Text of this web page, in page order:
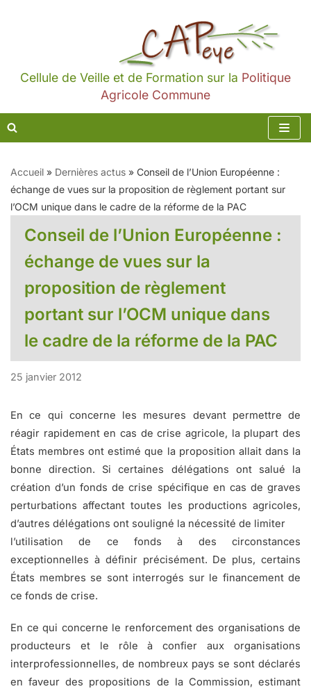
contenu
Cellule de Veille et de Formation sur la Politique
Agricole Commune
Accueil » Dernières actus » Conseil de l’Union Européenne :
échange de vues sur la proposition de règlement portant sur
l’OCM unique dans le cadre de la réforme de la PAC
Conseil de l’Union Européenne :
échange de vues sur la
proposition de règlement
portant sur l’OCM unique dans
le cadre de la réforme de la PAC
25 janvier 2012
En ce qui concerne les mesures devant permettre de
réagir rapidement en cas de crise agricole, la plupart des
États membres ont estimé que la proposition allait dans la
bonne direction. Si certaines délégations ont salué la
création d’un fonds de crise spécifique en cas de graves
perturbations affectant toutes les productions agricoles,
d’autres délégations ont souligné la nécessité de limiter
l’utilisation de ce fonds à des circonstances
exceptionnelles à définir précisément. De plus, certains
États membres se sont interrogés sur le financement de
ce fonds de crise.
En ce qui concerne le renforcement des organisations de
producteurs et le rôle à confier aux organisations
interprofessionnelles, de nombreux pays se sont déclarés
en faveur des propositions de la Commission, estimant